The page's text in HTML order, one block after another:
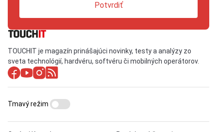
Potvrdiť
TOUCHIT je magazín prinášajúci novinky, testy a analýzy zo
sveta technológií, hardvéru, softvéru či mobilných operátorov.
Tmavý režim